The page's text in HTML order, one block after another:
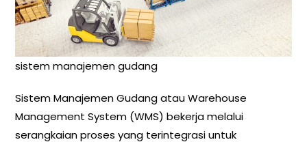
sistem manajemen gudang
Sistem Manajemen Gudang atau Warehouse
Management System (WMS) bekerja melalui
serangkaian proses yang terintegrasi untuk